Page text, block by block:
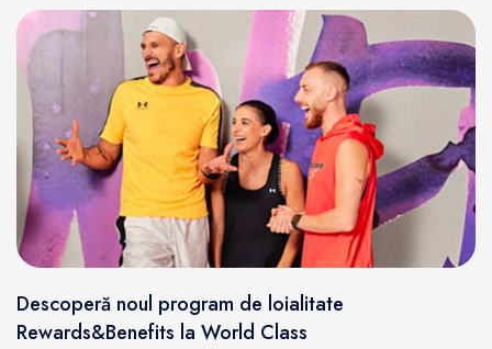
Descoperă noul program de loialitate
Rewards&Benefits la World Class